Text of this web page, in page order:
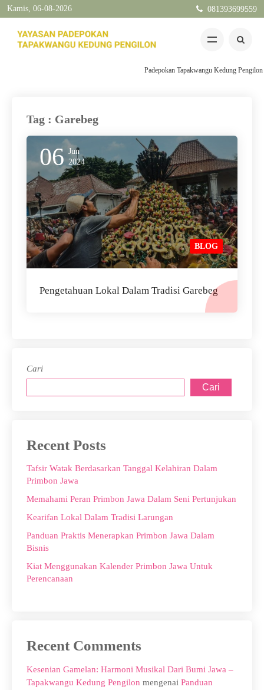
Kamis, 06-08-2026 081393699559
Padepokan Tapakwangu Kedung Pengilon
Tag : Garebeg
06 Jun
2024
BLOG
Pengetahuan Lokal Dalam Tradisi Garebeg
Cari
Cari
Recent Posts
Tafsir Watak Berdasarkan Tanggal Kelahiran Dalam
Primbon Jawa
Memahami Peran Primbon Jawa Dalam Seni Pertunjukan
Kearifan Lokal Dalam Tradisi Larungan
Panduan Praktis Menerapkan Primbon Jawa Dalam
Bisnis
Kiat Menggunakan Kalender Primbon Jawa Untuk
Perencanaan
Recent Comments
Kesenian Gamelan: Harmoni Musikal Dari Bumi Jawa –
Tapakwangu Kedung Pengilon mengenai Panduan